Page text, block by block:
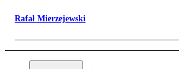
Rafał Mierzejewski